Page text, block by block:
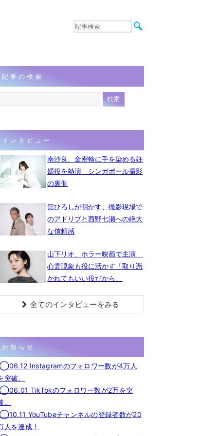
音楽
連載
フォト
記事の検索
インタビュー
南沙良、金密輸に手を染める妊
婦役を熱演 シンガポール撮影
の裏側
舘ひろしが明かす、撮影現場で
のアドリブと西野七瀬への絶大
な信頼感
山下リオ、ホラー映画で主演
心霊現象も役に活かす「取り憑
かれてもいい役だから」
全てのインタビューをみる
お知らせ
◯06.12 Instagramのフォロワー数が4万人
突破。
◯06.01 TikTokのフォロワー数が2万を突
。
◯10.11 YouTubeチャンネルの登録者数が20
人を達成！